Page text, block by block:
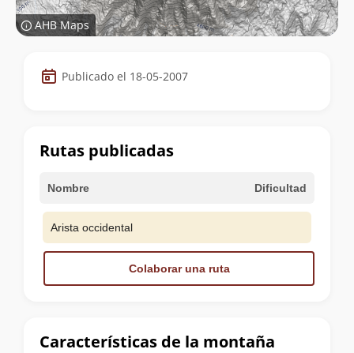
AHB Maps
Datos
de
cumbre
Publicado el 18-05-2007
Características de la montaña
Rutas publicadas
Nombre Dificultad
Arista occidental
Colaborar una ruta